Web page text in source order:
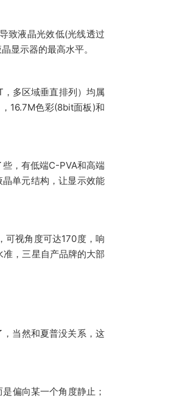
致液晶光效低(光线透过
显示器的最高水平。
多区域垂直排列）均属
16.7M色彩(8bit面板)和
，有低端C-PVA和高端
单元结构，让显示效能
可视角度可达170度，响
，三星自产品牌的大部
当然和夏普没关系，这
偏向某一个角度静止；